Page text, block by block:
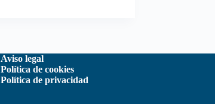
Aviso legal
Política de cookies
Política de privacidad